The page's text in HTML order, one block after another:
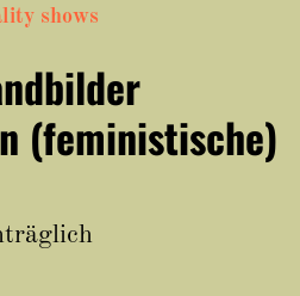
shows
(feministische)